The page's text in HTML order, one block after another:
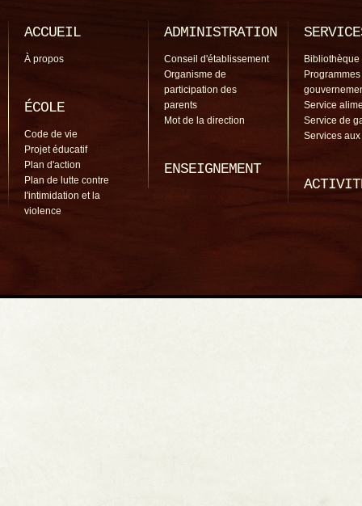
ACCUEIL
À propos
ÉCOLE
Code de vie
Projet éducatif
Plan d'action
Plan de lutte contre
l'intimidation et la
violence
ADMINISTRATION
Conseil d'établissement
Organisme de
participation des
parents
Mot de la direction
ENSEIGNEMENT
Bibliothèque
Programmes
Service
Service de
Services